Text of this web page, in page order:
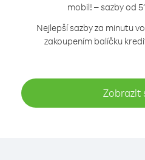
mobil! – sazby od
Nejlepší sazby za minutu
zakoupením balíčku
Zobrazit